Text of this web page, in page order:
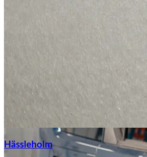
Hässleholm